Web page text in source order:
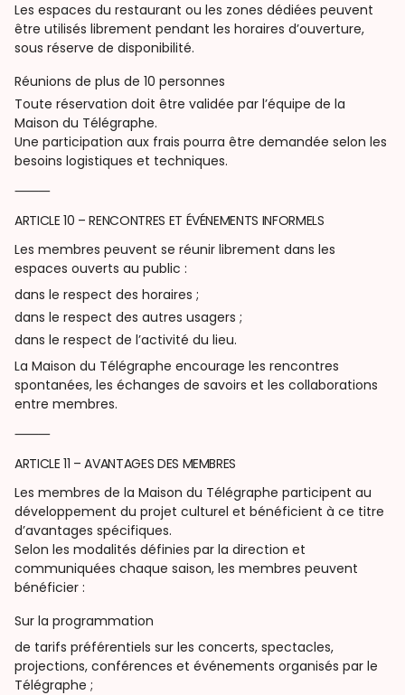
Les espaces du restaurant ou les zones dédiées peuvent
être utilisés librement pendant les horaires d’ouverture,
sous réserve de disponibilité.
Réunions de plus de 10 personnes
Toute réservation doit être validée par l’équipe de la
Maison du Télégraphe.
Une participation aux frais pourra être demandée selon les
besoins logistiques et techniques.
⸻
ARTICLE 10 – RENCONTRES ET ÉVÉNEMENTS INFORMELS
Les membres peuvent se réunir librement dans les
espaces ouverts au public :
dans le respect des horaires ;
dans le respect des autres usagers ;
dans le respect de l’activité du lieu.
La Maison du Télégraphe encourage les rencontres
spontanées, les échanges de savoirs et les collaborations
entre membres.
⸻
ARTICLE 11 – AVANTAGES DES MEMBRES
Les membres de la Maison du Télégraphe participent au
développement du projet culturel et bénéficient à ce titre
d’avantages spécifiques.
Selon les modalités définies par la direction et
communiquées chaque saison, les membres peuvent
bénéficier :
Sur la programmation
de tarifs préférentiels sur les concerts, spectacles,
projections, conférences et événements organisés par le
Télégraphe ;